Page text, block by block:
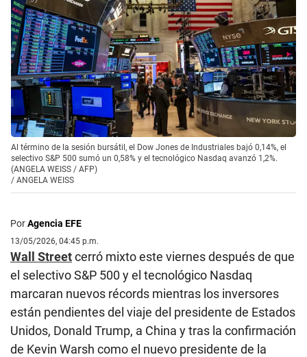
Al término de la sesión bursátil, el Dow Jones de Industriales bajó 0,14%, el
selectivo S&P 500 sumó un 0,58% y el tecnológico Nasdaq avanzó 1,2%.
(ANGELA WEISS / AFP)
/ ANGELA WEISS
PorAgencia EFE
13/05/2026, 04:45 p.m.
Wall Streetcerró mixto este viernes después de que
el selectivo S&P 500 y el tecnológico Nasdaq
marcaran nuevos récords mientras los inversores
están pendientes del viaje del presidente de Estados
Unidos, Donald Trump, a China y tras la confirmación
de Kevin Warsh como el nuevo presidente de la